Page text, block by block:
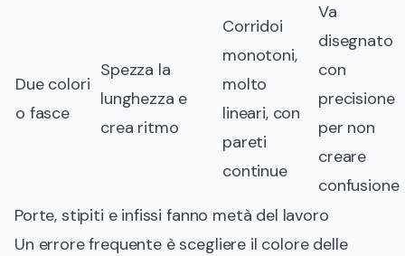
Due colori
o fasce
Spezza la
lunghezza e
crea ritmo
Corridoi
monotoni,
molto
lineari, con
pareti
continue
Va
disegnato
con
precisione
per non
creare
confusione
Porte, stipiti e infissi fanno metà del lavoro
Un errore frequente è scegliere il colore delle